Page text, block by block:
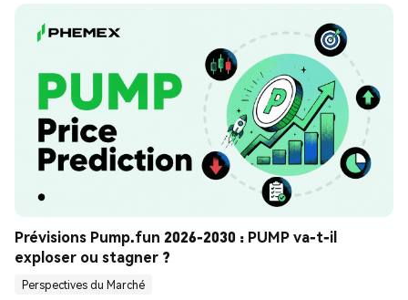
Prévisions Pump.fun 2026-2030 : PUMP va-t-il
exploser ou stagner ?
Perspectives du Marché